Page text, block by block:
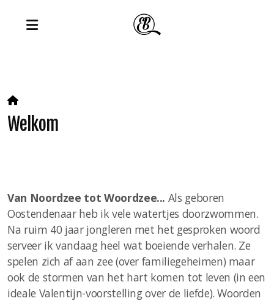
Welkom
Van Noordzee tot Woordzee... Als geboren
Oostendenaar heb ik vele watertjes doorzwommen.
Na ruim 40 jaar jongleren met het gesproken woord
serveer ik vandaag heel wat boeiende verhalen. Ze
spelen zich af aan zee (over familiegeheimen) maar
ook de stormen van het hart komen tot leven (in een
ideale Valentijn-voorstelling over de liefde). Woorden